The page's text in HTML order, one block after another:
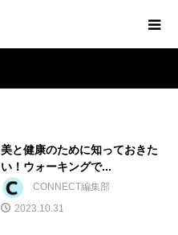
美と健康のために知っておきた
い！ウォーキングで...
CONNECT編集部
2023.10.31